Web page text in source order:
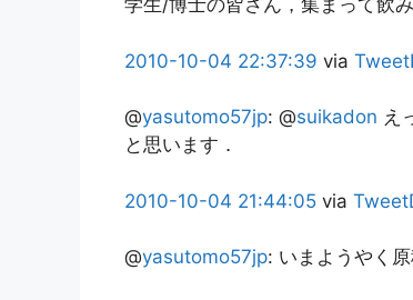
学生/博士の皆さん，集まって飲
2010-10-04 22:37:39 via
@yasutomo57jp: @suikadon え
と思います．
2010-10-04 21:44:05 via
@yasutomo57jp: いまようやく